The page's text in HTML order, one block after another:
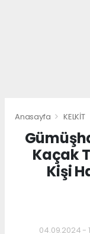
Anasayfa KELKİT
Kaçak
Kişi
04.09.2024 -